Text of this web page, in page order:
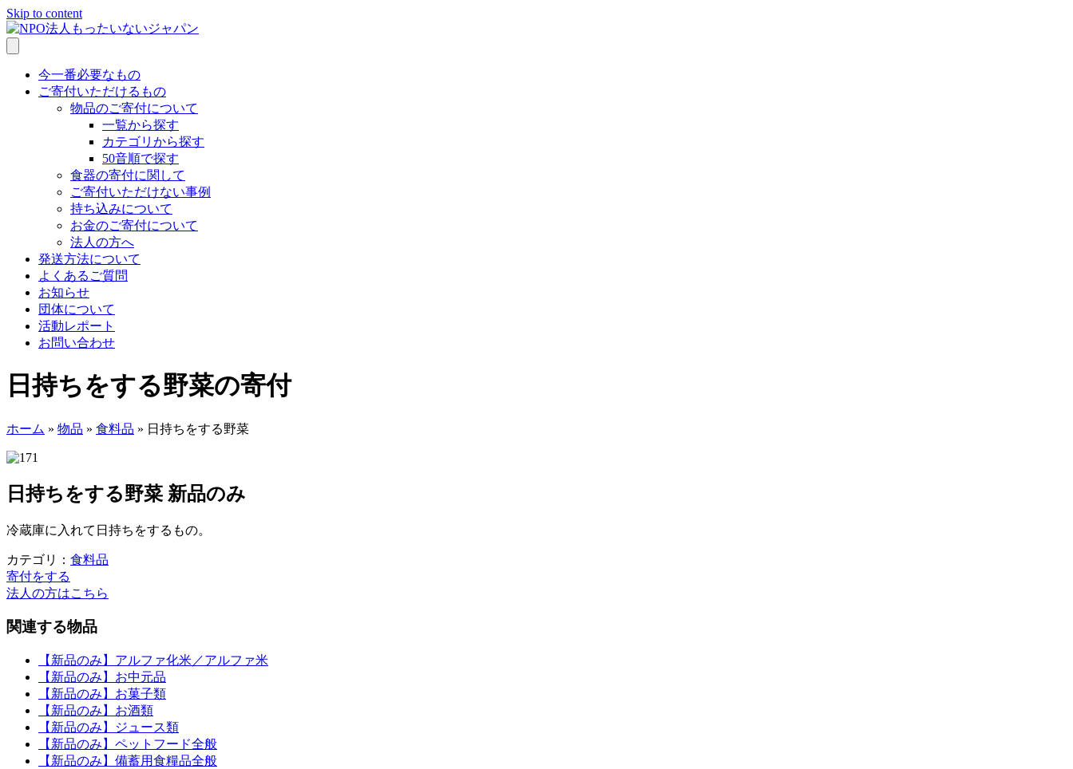
Skip to content
今一番必要なもの
ご寄付いただけるもの
物品のご寄付について
一覧から探す
カテゴリから探す
50音順で探す
食器の寄付に関して
ご寄付いただけない事例
持ち込みについて
お金のご寄付について
法人の方へ
発送方法について
よくあるご質問
お知らせ
団体について
活動レポート
お問い合わせ
日持ちをする野菜の寄付
ホーム » 物品 » 食料品 » 日持ちをする野菜
日持ちをする野菜 新品のみ
冷蔵庫に入れて日持ちをするもの。
カテゴリ： 食料品
寄付をする
法人の方はこちら
関連する物品
【新品のみ】アルファ化米／アルファ米
【新品のみ】お中元品
【新品のみ】お菓子類
【新品のみ】お酒類
【新品のみ】ジュース類
【新品のみ】ペットフード全般
【新品のみ】備蓄用食糧品全般